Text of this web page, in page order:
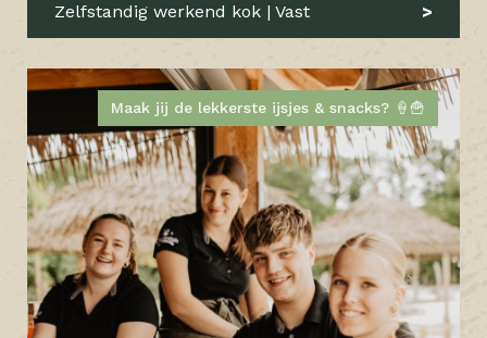
Zelfstandig werkend kok | Vast
Maak jij de lekkerste ijsjes & snacks? 🍦🍟